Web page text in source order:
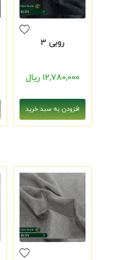
روبی 3
12,780,000 ریال